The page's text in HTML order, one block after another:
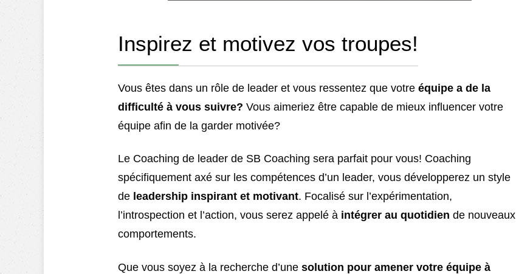
Inspirez et motivez vos troupes!
Vous êtes dans un rôle de leader et vous ressentez que votre équipe a de la
difficulté à vous suivre? Vous aimeriez être capable de mieux influencer votre
équipe afin de la garder motivée?
Le Coaching de leader de SB Coaching sera parfait pour vous! Coaching
spécifiquement axé sur les compétences d’un leader, vous développerez un style
de leadership inspirant et motivant. Focalisé sur l’expérimentation,
l’introspection et l’action, vous serez appelé à intégrer au quotidien de nouveaux
comportements.
Que vous soyez à la recherche d’une solution pour amener votre équipe à